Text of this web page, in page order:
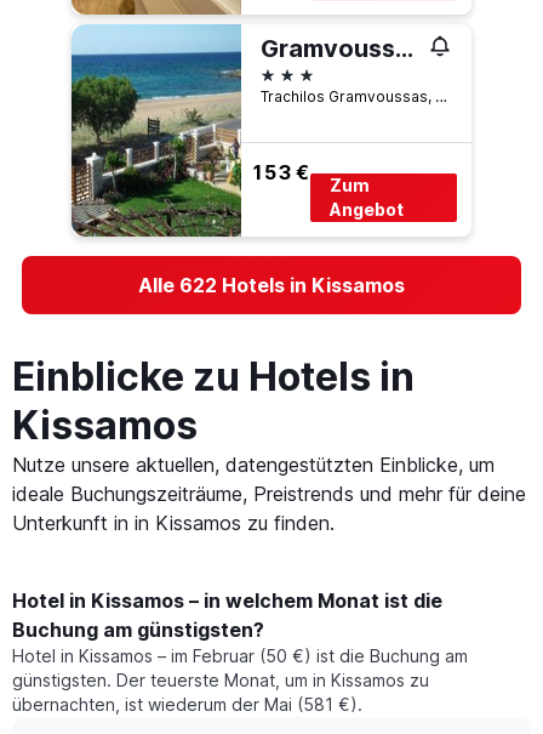
Gramvoussa Bay
3 Sterne
Trachilos Gramvoussas, Kissamos, Griechenland
153 €
Zum
Angebot
Alle 622 Hotels in Kissamos
Einblicke zu Hotels in
Kissamos
Nutze unsere aktuellen, datengestützten Einblicke, um
ideale Buchungszeiträume, Preistrends und mehr für deine
Unterkunft in in Kissamos zu finden.
Hotel in Kissamos – in welchem Monat ist die
Buchung am günstigsten?
Hotel in Kissamos – im Februar (50 €) ist die Buchung am
günstigsten. Der teuerste Monat, um in Kissamos zu
übernachten, ist wiederum der Mai (581 €).